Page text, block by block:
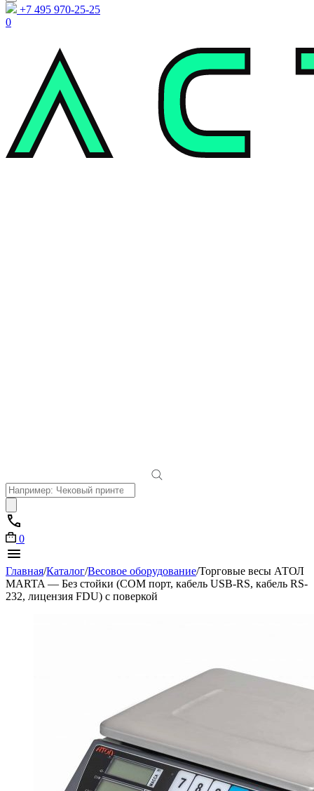
+7 495 970-25-25
0
Поиск
товаров
0
Главная/Каталог/Весовое оборудование/Торговые весы АТОЛ
MARTA — Без стойки (СОМ порт, кабель USB-RS, кабель RS-
232, лицензия FDU) с поверкой